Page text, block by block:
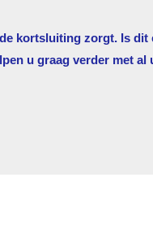
kortsluiting zorgt. Is dit
u graag verder met al